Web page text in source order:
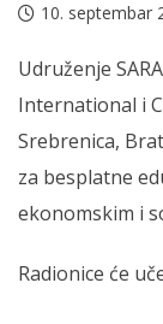
10. septembar
Udruženje
International i
Srebrenica,
za besplatne
ekonomskim i
Radionice će